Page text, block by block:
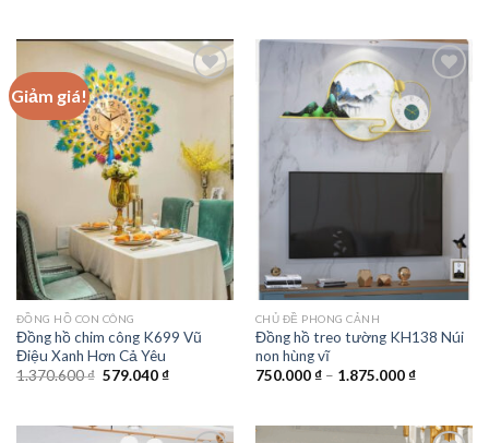
đến
1.975.000
Giảm giá!
wishlist
ĐỒNG HỒ CON CÔNG
Đồng hồ chim công K699 Vũ
Điệu Xanh Hơn Cả Yêu
1.370.600₫ Giá
579.040₫Giá
579.040 ₫.
Add to
wishlist
CHỦ ĐỀ PHONG CẢNH
Đồng hồ treo tường KH138 Núi
non hùng vĩ
750.000₫ – 1.875.000₫Khoảng
đến